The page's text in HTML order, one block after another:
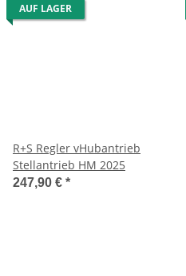
AUF LAGER
R+S Regler vHubantrieb
Stellantrieb HM 2025
247,90 € *